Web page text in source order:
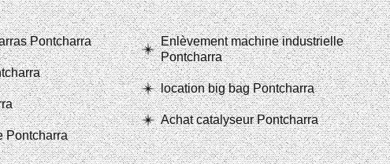
Pontcharra
Pontcharra
Enlèvement machine industrielle
Pontcharra
location big bag Pontcharra
Achat catalyseur Pontcharra